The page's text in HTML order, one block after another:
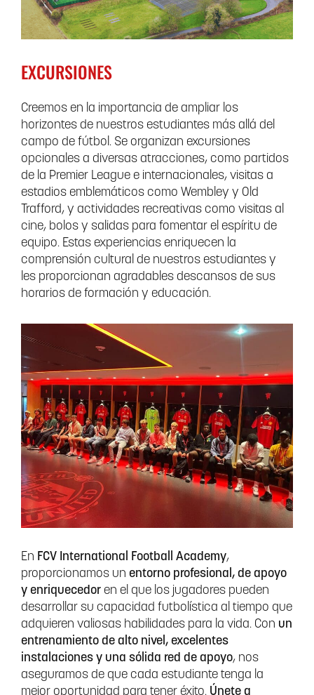
EXCURSIONES
Creemos en la importancia de ampliar los
horizontes de nuestros estudiantes más allá del
campo de fútbol. Se organizan excursiones
opcionales a diversas atracciones, como partidos
de la Premier League e internacionales, visitas a
estadios emblemáticos como Wembley y Old
Trafford, y actividades recreativas como visitas al
cine, bolos y salidas para fomentar el espíritu de
equipo. Estas experiencias enriquecen la
comprensión cultural de nuestros estudiantes y
les proporcionan agradables descansos de sus
horarios de formación y educación.
En FCV International Football Academy,
proporcionamos un entorno profesional, de apoyo
y enriquecedor en el que los jugadores pueden
desarrollar su capacidad futbolística al tiempo que
adquieren valiosas habilidades para la vida. Con un
entrenamiento de alto nivel, excelentes
instalaciones y una sólida red de apoyo, nos
aseguramos de que cada estudiante tenga la
mejor oportunidad para tener éxito. Únete a